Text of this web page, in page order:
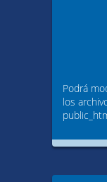
Podrá
los